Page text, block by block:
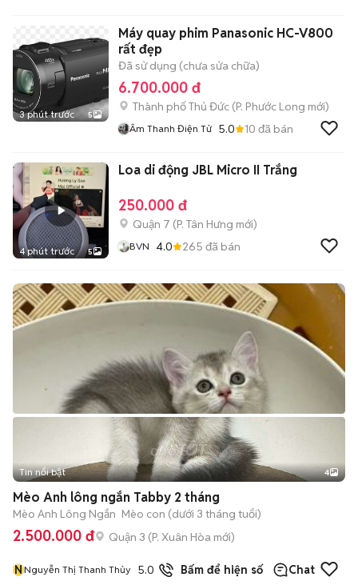
3 phút trước 5
Máy quay phim Panasonic HC-V800
rất đẹp
Đã sử dụng (chưa sửa chữa)
6.700.000 đ
Thành phố Thủ Đức (P. Phước Long mới)
Âm Thanh Điện Tử 5.0 10 đã bán
4 phút trước 5
Loa di động JBL Micro II Trắng
250.000 đ
Quận 7 (P. Tân Hưng mới)
BVN 4.0 265 đã bán
Tin nổi bật 4
Mèo Anh lông ngắn Tabby 2 tháng
Mèo Anh Lông Ngắn Mèo con (dưới 3 tháng tuổi)
2.500.000 đ Quận 3 (P. Xuân Hòa mới)
NNguyễn Thị Thanh Thủy 5.0 19 đã bán
Bấm để hiện số Chat